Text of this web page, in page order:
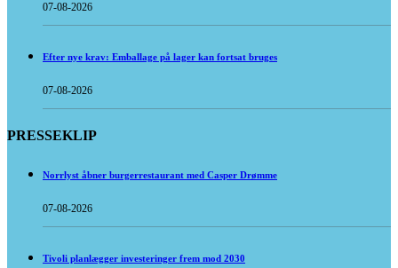
07-08-2026
Efter nye krav: Emballage på lager kan fortsat bruges
07-08-2026
PRESSEKLIP
Norrlyst åbner burgerrestaurant med Casper Drømme
07-08-2026
Tivoli planlægger investeringer frem mod 2030